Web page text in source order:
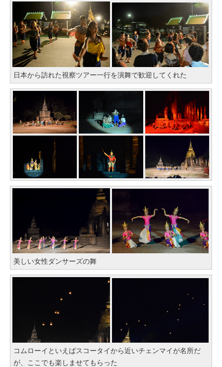
日本から訪れた視察ツアー一行を演舞で歓迎してくれた
美しい女性ダンサーズの舞
コムローイといえばスコータイから近いチェンマイが名所だ
が、ここでも楽しませてもらった